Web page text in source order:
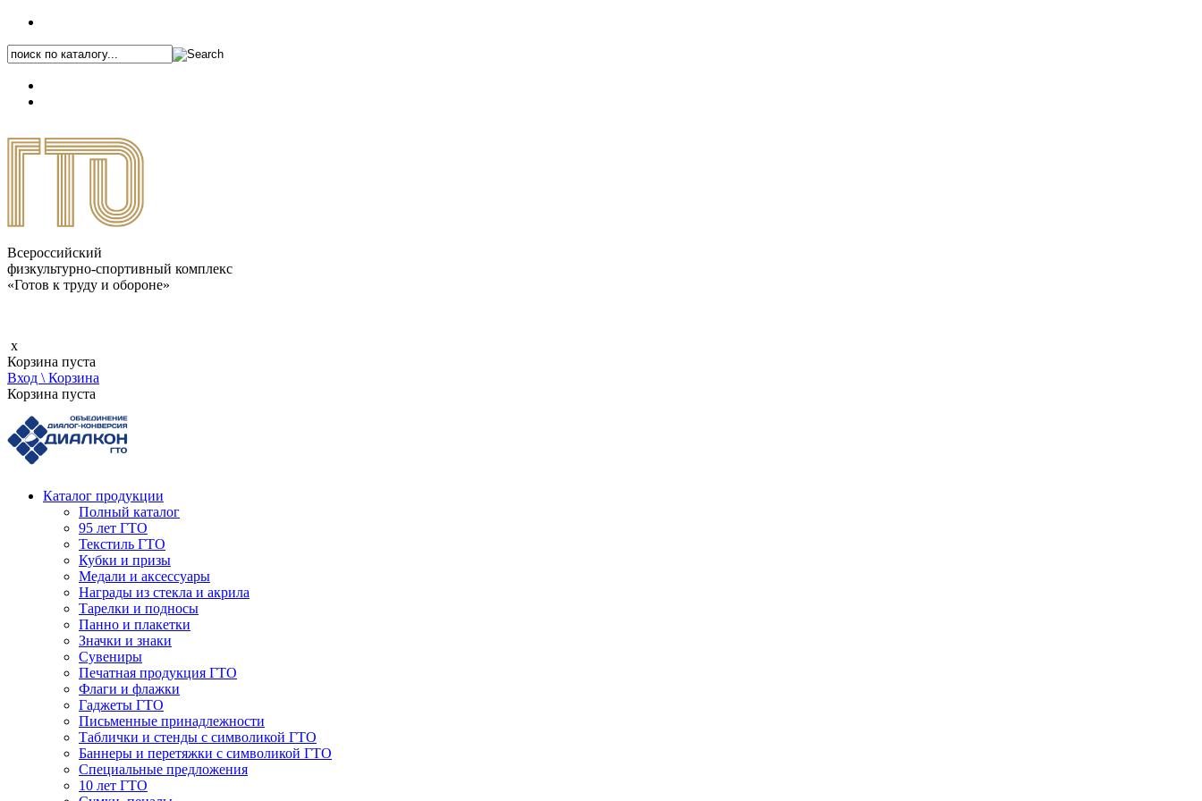
Всероссийский
физкультурно-спортивный комплекс
«Готов к труду и обороне»
x
Корзина пуста
Вход \ Корзина
Корзина пуста
Каталог продукции
Полный каталог
95 лет ГТО
Текстиль ГТО
Кубки и призы
Медали и аксессуары
Награды из стекла и акрила
Тарелки и подносы
Панно и плакетки
Значки и знаки
Сувениры
Печатная продукция ГТО
Флаги и флажки
Гаджеты ГТО
Письменные принадлежности
Таблички и стенды с символикой ГТО
Баннеры и перетяжки с символикой ГТО
Специальные предложения
10 лет ГТО